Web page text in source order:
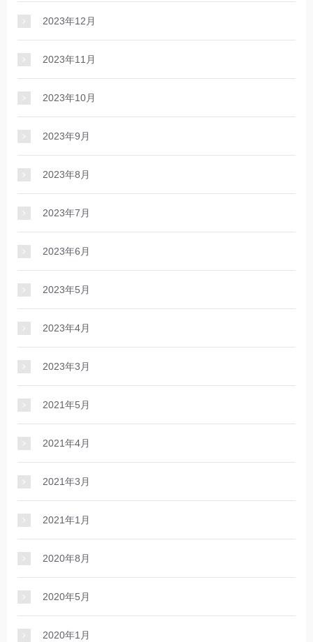
2023年12月
2023年11月
2023年10月
2023年9月
2023年8月
2023年7月
2023年6月
2023年5月
2023年4月
2023年3月
2021年5月
2021年4月
2021年3月
2021年1月
2020年8月
2020年5月
2020年1月